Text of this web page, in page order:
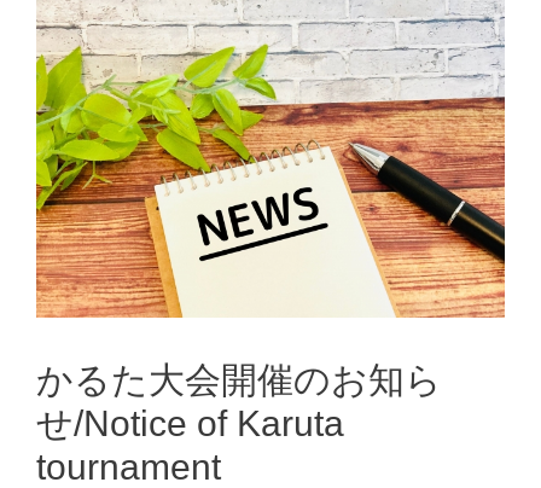
かるた大会開催のお知ら
せ/Notice of Karuta
tournament